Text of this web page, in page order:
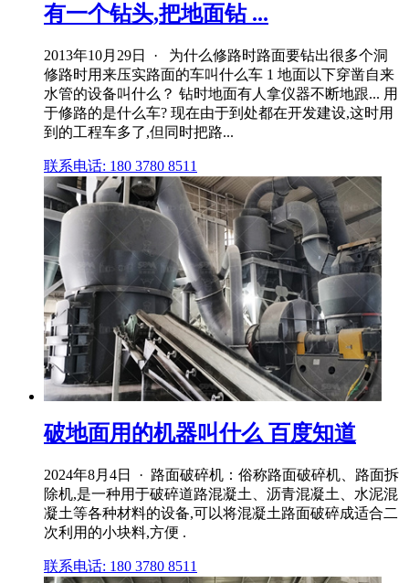
有一个钻头,把地面钻 ...
2013年10月29日 · 为什么修路时路面要钻出很多个洞
修路时用来压实路面的车叫什么车 1 地面以下穿凿自来
水管的设备叫什么？ 钻时地面有人拿仪器不断地跟... 用
于修路的是什么车? 现在由于到处都在开发建设,这时用
到的工程车多了,但同时把路...
联系电话: 180 3780 8511
破地面用的机器叫什么 百度知道
2024年8月4日 · 路面破碎机：俗称路面破碎机、路面拆
除机,是一种用于破碎道路混凝土、沥青混凝土、水泥混
凝土等各种材料的设备,可以将混凝土路面破碎成适合二
次利用的小块料,方便 .
联系电话: 180 3780 8511